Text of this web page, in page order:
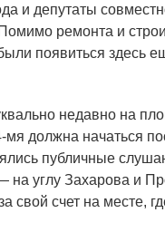
и депутаты
ремонта и
появиться здесь
недавно на
должна начаться
публичные
углу Захарова и
свой счет на месте,